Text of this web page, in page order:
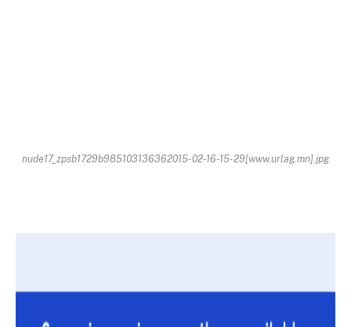
nude17_zpsb1729b985103136362015-02-16-15-29[www.urlag.mn].jpg